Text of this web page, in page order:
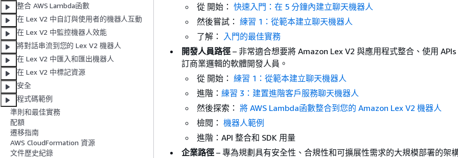
整合 AWS Lambda函數
在 Lex V2 中自訂與使用者的機器人互動
在 Lex V2 中監控機器人效能
將對話串流到您的 Lex V2 機器人
在 Lex V2 中匯入和匯出機器人
在 Lex V2 中標記資源
安全
程式碼範例
準則和最佳實務
配額
遷移指南
AWS CloudFormation 資源
文件歷史紀錄
從 開始： 快速入門：在 5 分鐘內建立聊天機器人
然後嘗試： 練習 1：從範本建立聊天機器人
了解： 入門的最佳實務
開發人員路徑 – 非常適合想要將 Amazon Lex V2 與應用程式整合、使用
訂商業邏輯的軟體開發人員。
從 開始： 練習 1：從範本建立聊天機器人
進階： 練習 3：建置進階客戶服務聊天機器人
然後探索： 將 AWS Lambda函數整合到您的 Amazon Lex V2 機器人
檢閱： 機器人範例
進階：API 整合和 SDK 用量
企業路徑 – 專為規劃具有安全性、合規性和可擴展性需求的大規模部署的架